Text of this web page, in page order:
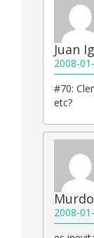
Juan
2008-
#70:
etc?
2008-